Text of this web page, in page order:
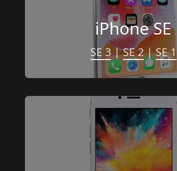
iPhone SE
SE 3 | SE 2 | SE 1